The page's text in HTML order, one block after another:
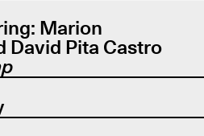
Marion
David Pita Castro